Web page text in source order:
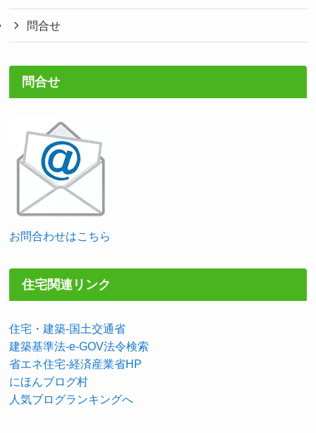
問合せ
問合せ
お問合わせはこちら
住宅関連リンク
住宅・建築-国土交通省
建築基準法-e-GOV法令検索
省エネ住宅-経済産業省HP
にほんブログ村
人気ブログランキングへ